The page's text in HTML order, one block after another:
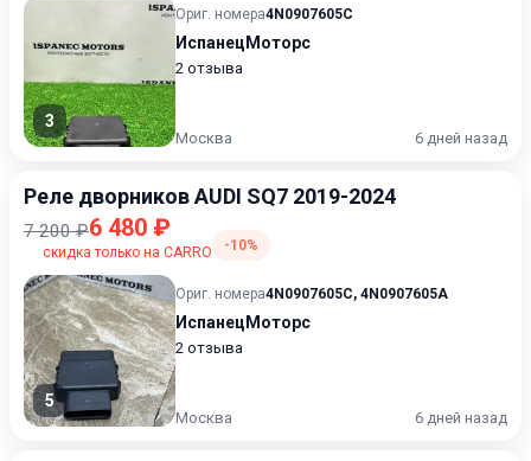
3
Ориг. номера4N0907605C
ИспанецМоторс
2 отзыва
Москва 6 дней назад
Реле дворников AUDI SQ7 2019-2024
7 200 ₽6 480 ₽
скидка только на CARRO -10%
5
Ориг. номера4N0907605C, 4N0907605A
ИспанецМоторс
2 отзыва
Москва 6 дней назад